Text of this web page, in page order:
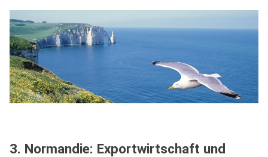
3. Normandie: Exportwirtschaft und